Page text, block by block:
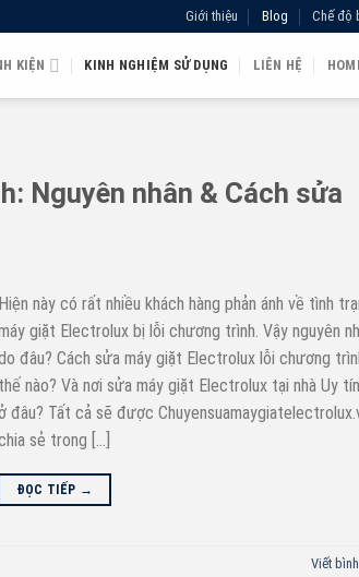
Giới thiệu Blog Chế độ
KIỆN KINH NGHIỆM SỬ DỤNG LIÊN HỆ
Nguyên nhân & Cách sửa
Hiện này có rất nhiều khách hàng phản ánh về tình
giặt Electrolux bị lỗi chương trình. Vậy nguyên
đâu? Cách sửa máy giặt Electrolux lỗi chương
thế nào? Và nơi sửa máy giặt Electrolux tại nhà Uy
đâu? Tất cả sẽ được
sẻ trong […]
ĐỌC TIẾP →
Viết